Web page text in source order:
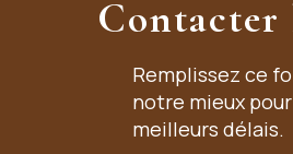
Contacter
Remplissez ce
notre mieux
meilleurs délais.